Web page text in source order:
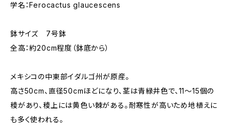
学名：Ferocactus glaucescens
鉢サイズ 7号鉢
全高：約20cm程度（鉢底から）
メキシコの中東部イダルゴ州が原産。
高さ50cm、直径50cmほどになり、茎は青緑井色で、11～15個の
稜があり、稜上には黄色い棘がある。耐寒性が高いため地植えに
も多く使われる。